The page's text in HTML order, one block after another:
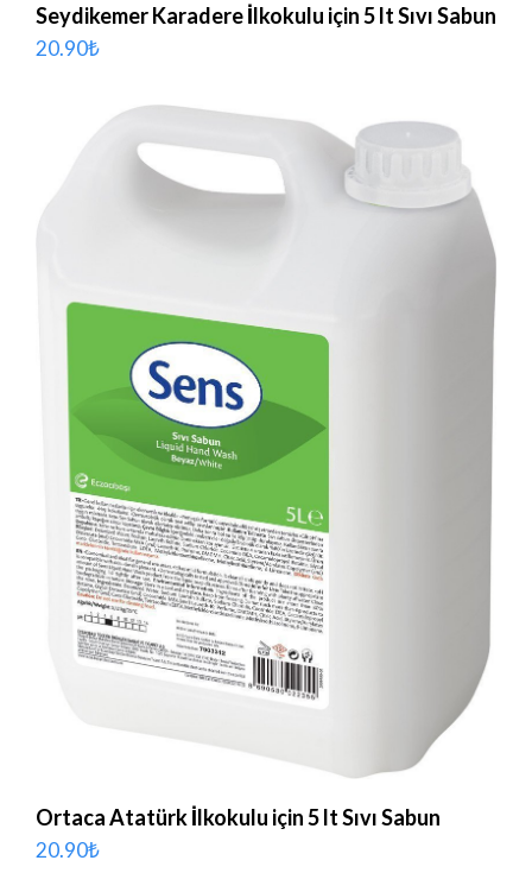
Seydikemer Karadere İlkokulu için 5 lt Sıvı Sabun
20.90₺
Ortaca Atatürk İlkokulu için 5 lt Sıvı Sabun
20.90₺